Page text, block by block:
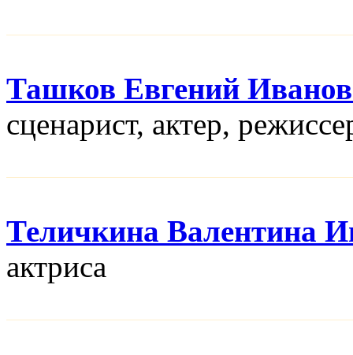
Ташков Евгений
сценарист, актер,
Теличкина Валентина
актриса